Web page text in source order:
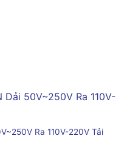
Ra 110V-220V Tải